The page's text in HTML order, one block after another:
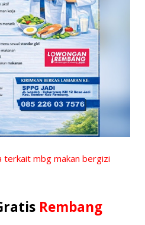
terkait mbg makan bergizi
Rembang